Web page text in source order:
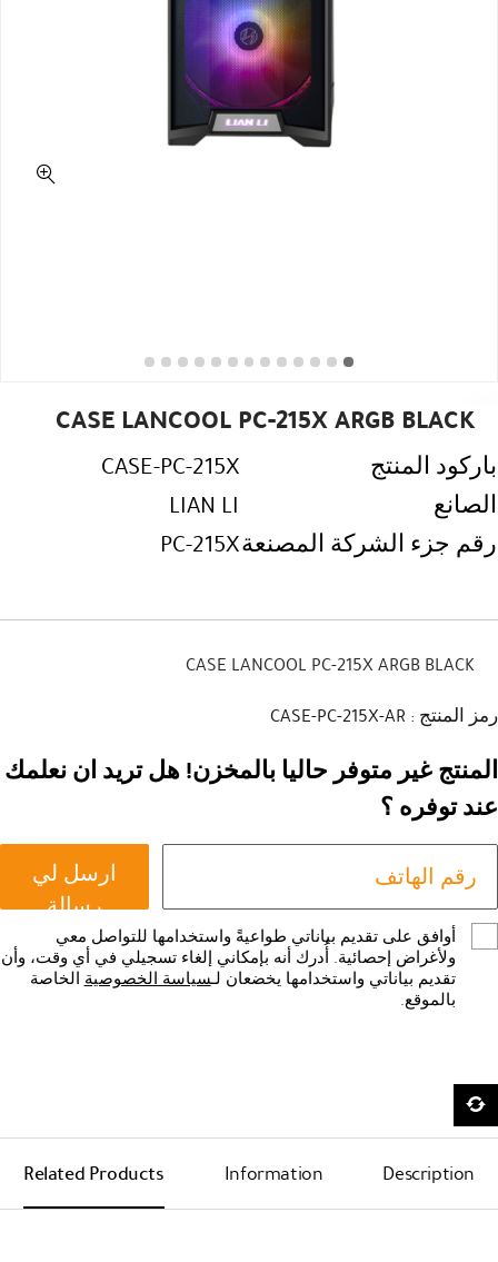
CASE LANCOOL PC-215X ARGB BLACK
باركود المنتج
CASE-PC-215X
الصانع
LIAN LI
رقم جزء الشركة المصنعةPC-215X
CASE LANCOOL PC-215X ARGB BLACK
رمز المنتج : CASE-PC-215X-AR
المنتج غير متوفر حاليا بالمخزن! هل تريد ان نعلمك
عند توفره ؟
ارسل لي
رسالة
أوافق على تقديم بياناتي طواعيةً واستخدامها للتواصل معي
ولأغراض إحصائية. أُدرك أنه بإمكاني إلغاء تسجيلي في أي وقت، وأن
تقديم بياناتي واستخدامها يخضعان لـسياسة الخصوصية الخاصة
بالموقع.
Description
Information
Related Products